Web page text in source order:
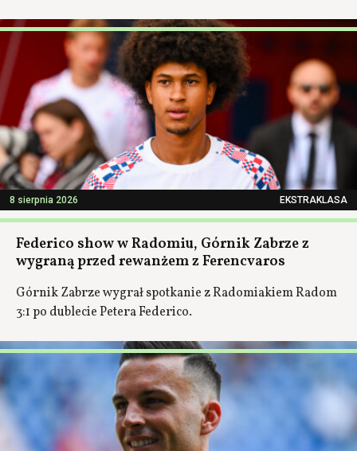
8 sierpnia 2026 EKSTRAKLASA
Federico show w Radomiu, Górnik Zabrze z
wygraną przed rewanżem z Ferencvaros
Górnik Zabrze wygrał spotkanie z Radomiakiem Radom
3:1 po dublecie Petera Federico.